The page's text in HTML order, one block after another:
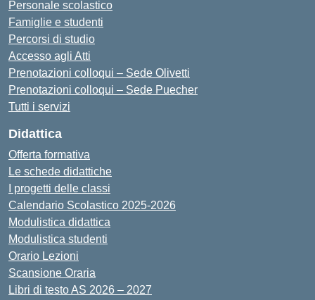
Personale scolastico
Famiglie e studenti
Percorsi di studio
Accesso agli Atti
Prenotazioni colloqui – Sede Olivetti
Prenotazioni colloqui – Sede Puecher
Tutti i servizi
Didattica
Offerta formativa
Le schede didattiche
I progetti delle classi
Calendario Scolastico 2025-2026
Modulistica didattica
Modulistica studenti
Orario Lezioni
Scansione Oraria
Libri di testo AS 2026 – 2027